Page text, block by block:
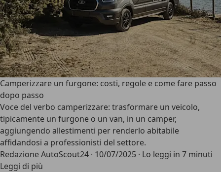
Camperizzare un furgone: costi, regole e come fare passo
dopo passo
Voce del verbo camperizzare: trasformare un veicolo,
tipicamente un furgone o un van, in un camper,
aggiungendo allestimenti per renderlo abitabile
affidandosi a professionisti del settore.
Redazione AutoScout24 · 10/07/2025 · Lo leggi in 7 minuti
Leggi di più